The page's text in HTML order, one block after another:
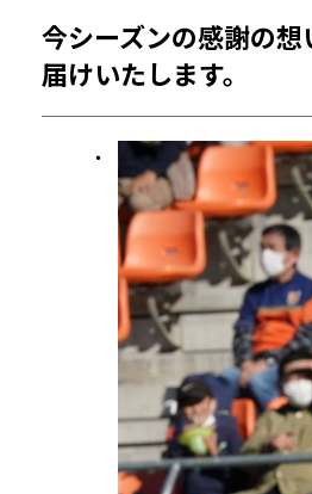
今シーズンの感謝の
届けいたします。